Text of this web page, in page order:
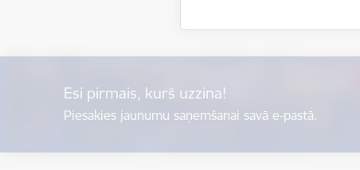
Esi pirmais, kurš uzzina!
Piesakies jaunumu saņemšanai savā e-pastā.